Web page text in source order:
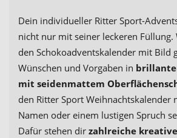
Dein individueller Ritter Sport-
nicht nur mit seiner leckeren Füllung.
den Schokoadventskalender mit Bild
Wünschen und Vorgaben in
mit seidenmattem
den Ritter Sport Weihnachtskalender
Namen oder einem lustigen Spruch
Dafür stehen dir zahlreiche kreative